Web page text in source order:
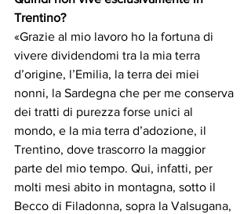
Trentino?
«Grazie al mio lavoro ho la fortuna di
vivere dividendomi tra la mia terra
d’origine, l’Emilia, la terra dei miei
nonni, la Sardegna che per me conserva
dei tratti di purezza forse unici al
mondo, e la mia terra d’adozione, il
Trentino, dove trascorro la maggior
parte del mio tempo. Qui, infatti, per
molti mesi abito in montagna, sotto il
Becco di Filadonna, sopra la Valsugana,